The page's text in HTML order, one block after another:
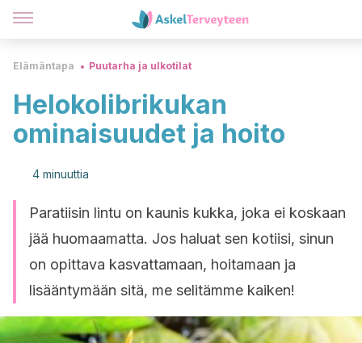
Elämäntapa Puutarha ja ulkotilat
Helokolibrikukan
ominaisuudet ja hoito
4 minuuttia
Paratiisin lintu on kaunis kukka, joka ei koskaan
jää huomaamatta. Jos haluat sen kotiisi, sinun
on opittava kasvattamaan, hoitamaan ja
lisääntymään sitä, me selitämme kaiken!